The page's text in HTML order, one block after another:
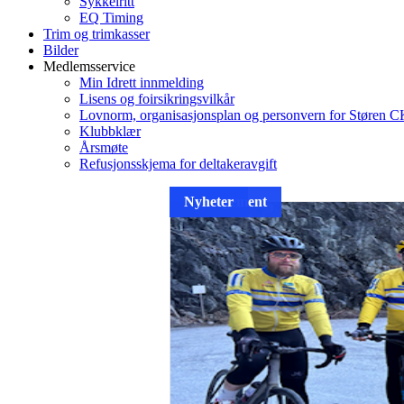
EQ Timing
Trim og trimkasser
Bilder
Medlemsservice
Min Idrett innmelding
Lisens og foirsikringsvilkår
Lovnorm, organisasjonsplan og personvern for Støren
Klubbklær
Årsmøte
Refusjonsskjema for deltakeravgift
Arrangement
Nyheter